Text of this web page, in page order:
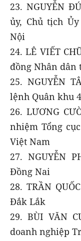
23. NGUYỄN
ủy, Chủ tịch
Nội
24. LÊ VIẾT
đồng Nhân dân
25. NGUYỄN
lệnh Quân khu 4
26. LƯƠNG
nhiệm Tổng
Việt Nam
27. NGUYỄN
Đồng Nai
28. TRẦN
Đắk Lắk
29. BÙI VĂN
doanh nghiệp